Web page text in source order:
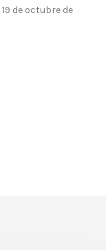
19 de octubre de